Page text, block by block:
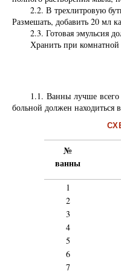
2.2. В трехлитровую
Размешать, добавить 20 мл
2.3. Готовая эмульсия
Хранить при комнатной
1.1. Ванны лучше
больной должен находиться
№
ванны
1
2
3
4
5
6
7